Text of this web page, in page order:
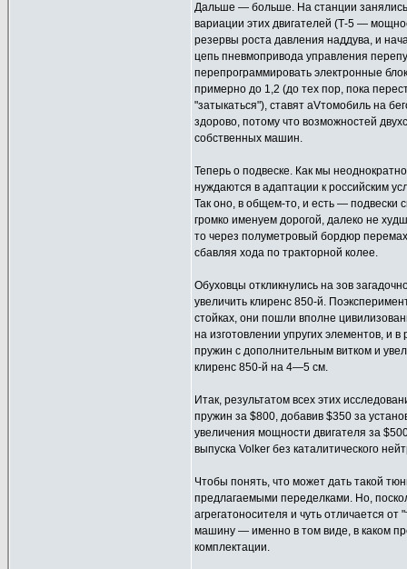
Дальше — больше. На станции
вариации этих двигателей (Т-5 —
резервы роста давления наддува, и
цепь пневмопривода управления
перепрограммировать электронные
примерно до 1,2 (до тех пор, пока
"затыкаться"), ставят аVтомобиль на
здорово, потому что возможностей
собственных машин.
Теперь о подвеске. Как мы
нуждаются в адаптации к российским
Так оно, в общем-то, и есть — подвески
громко именуем дорогой, далеко не
то через полуметровый бордюр
сбавляя хода по тракторной колее.
Обуховцы откликнулись на зов
увеличить клиренс 850-й.
стойках, они пошли вполне
на изготовлении упругих элементов, и
пружин с дополнительным витком и
клиренс 850-й на 4—5 см.
Итак, результатом всех этих
пружин за $800, добавив $350 за
увеличения мощности двигателя за
выпуска Volker без каталитического
Чтобы понять, что может дать такой
предлагаемыми переделками. Но,
агрегатоносителя и чуть отличается
машину — именно в том виде, в каком
комплектации.